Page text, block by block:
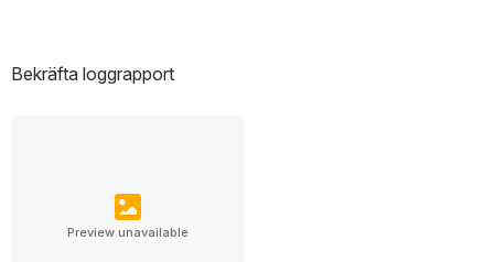
Bekräfta loggrapport
Preview unavailable